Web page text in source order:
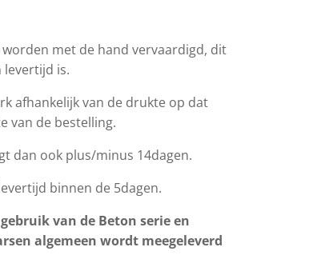
worden met de hand vervaardigd, dit
levertijd is.
afhankelijk van de drukte op dat
van de bestelling.
dan ook plus/minus 14dagen.
binnen de 5dagen.
van de Beton serie en
algemeen wordt meegeleverd